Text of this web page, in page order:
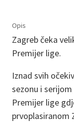
Opis
Zagreb čeka
Premijer lige.
Iznad svih
sezonu i
Premijer lige
prvoplasiranom